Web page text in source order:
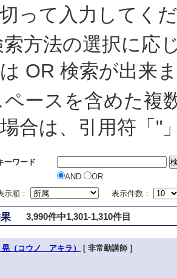
って入力してく
方法の選択に応
OR 検索が出来
ースを含めた複
合は、引用符「"
ーワード
AND
OR
示順：
表示件数：
3,990件中1,301-1,310件目
（コウノ アキラ） [ 非常勤講師 ]